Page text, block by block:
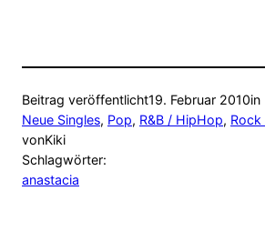
Beitrag veröffentlicht19. Februar 2010in
Neue Singles, Pop, R&B / HipHop, Rock
vonKiki
Schlagwörter:
anastacia